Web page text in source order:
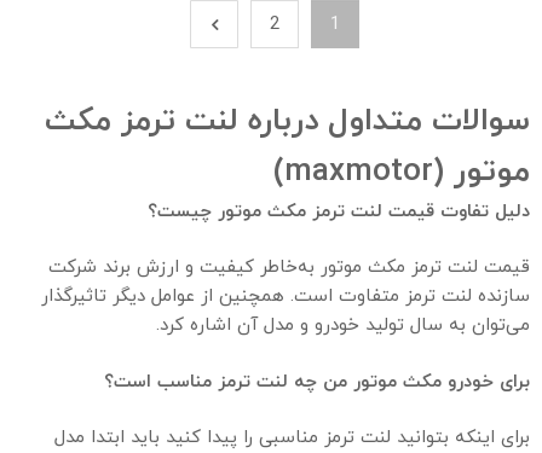
1
2
سوالات متداول درباره لنت ترمز مکث
موتور (maxmotor)
دلیل تفاوت قیمت لنت ترمز مکث موتور چیست؟
قیمت لنت ترمز مکث موتور به‌خاطر کیفیت و ارزش برند شرکت
سازنده لنت ترمز متفاوت است. همچنین از عوامل دیگر تاثیر‌گذار
می‌توان به سال تولید خودرو و مدل آن اشاره کرد.
برای خودرو مکث موتور من چه لنت ترمز مناسب است؟
برای اینکه بتوانید لنت ترمز مناسبی را پیدا کنید باید ابتدا مدل